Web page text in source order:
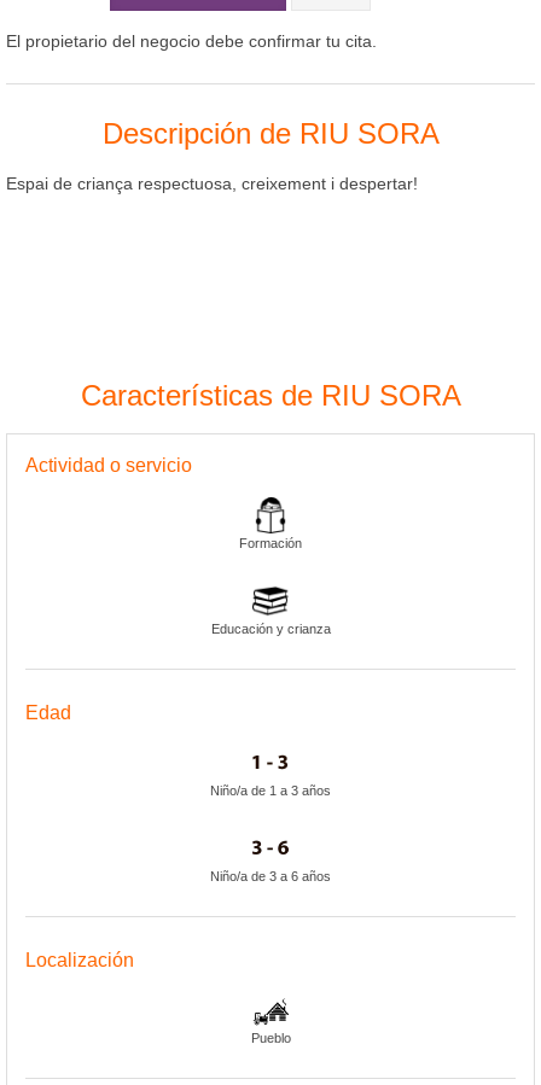
El propietario del negocio debe confirmar tu cita.
Descripción de RIU SORA
Espai de criança respectuosa, creixement i despertar!
Características de RIU SORA
Actividad o servicio
Formación
Educación y crianza
Edad
Niño/a de 1 a 3 años
Niño/a de 3 a 6 años
Localización
Pueblo